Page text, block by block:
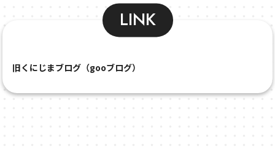
LINK
旧くにじまブログ（gooブログ）